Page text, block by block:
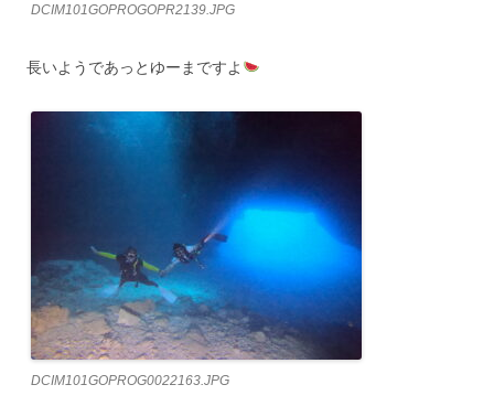
DCIM101GOPROGOPR2139.JPG
長いようであっとゆーまですよ
DCIM101GOPROG0022163.JPG